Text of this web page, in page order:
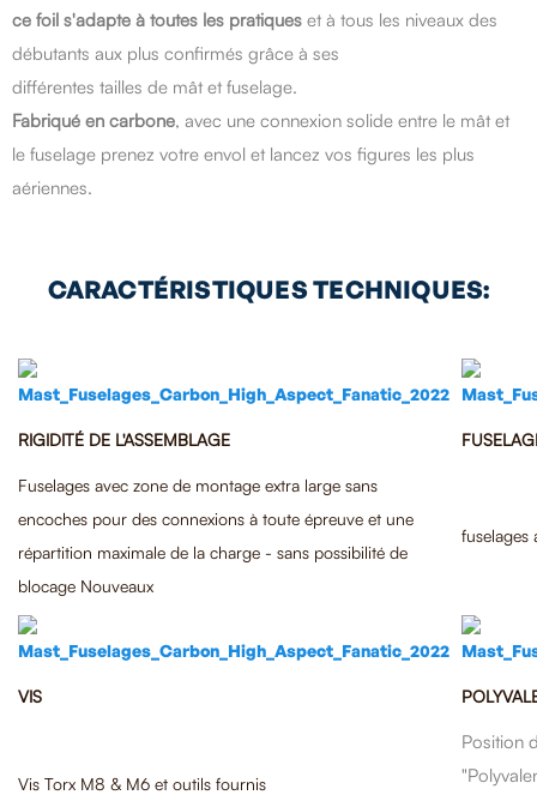
ce foil s'adapte à toutes les pratiques et à tous les niveaux des
débutants aux plus confirmés grâce à ses
différentes tailles de mât et fuselage.
Fabriqué en carbone, avec une connexion solide entre le mât et
le fuselage prenez votre envol et lancez vos figures les plus
aériennes.
CARACTÉRISTIQUES TECHNIQUES:
RIGIDITÉ DE L'ASSEMBLAGE
Fuselages avec zone de montage extra large sans
encoches pour des connexions à toute épreuve et une
répartition maximale de la charge - sans possibilité de
blocage Nouveaux
fuselages
VIS
Vis Torx M8 & M6 et outils fournis
Position